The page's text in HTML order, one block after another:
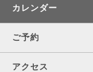
カレンダー
ご予約
アクセス